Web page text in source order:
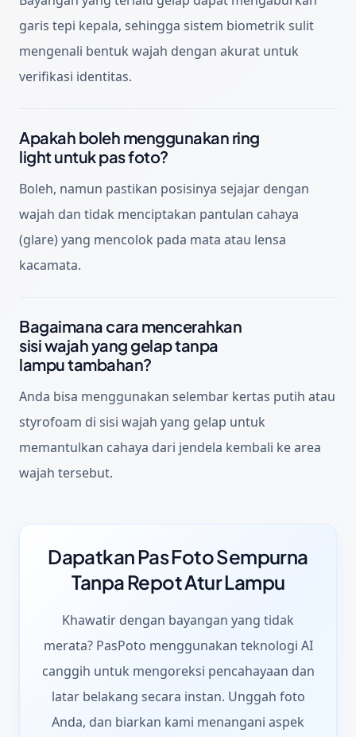
garis tepi kepala, sehingga sistem biometrik sulit
mengenali bentuk wajah dengan akurat untuk
verifikasi identitas.
Apakah boleh menggunakan ring
light untuk pas foto?
Boleh, namun pastikan posisinya sejajar dengan
wajah dan tidak menciptakan pantulan cahaya
(glare) yang mencolok pada mata atau lensa
kacamata.
Bagaimana cara mencerahkan
sisi wajah yang gelap tanpa
lampu tambahan?
Anda bisa menggunakan selembar kertas putih atau
styrofoam di sisi wajah yang gelap untuk
memantulkan cahaya dari jendela kembali ke area
wajah tersebut.
Dapatkan Pas Foto Sempurna
Tanpa Repot Atur Lampu
Khawatir dengan bayangan yang tidak
merata? PasPoto menggunakan teknologi AI
canggih untuk mengoreksi pencahayaan dan
latar belakang secara instan. Unggah foto
Anda, dan biarkan kami menangani aspek